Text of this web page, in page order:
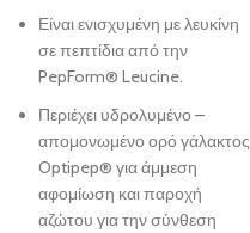
Είναι ενισχυμένη με λευκίνη
σε πεπτίδια από την
PepForm® Leucine.
Περιέχει υδρολυμένο –
απομονωμένο ορό γάλακτος
Optipep® για άμμεση
αφομίωση και παροχή
αζώτου για την σύνθεση